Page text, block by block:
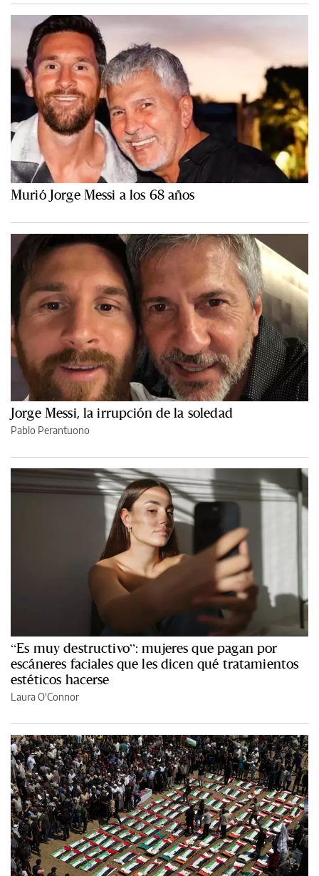
Murió Jorge Messi a los 68 años
Jorge Messi, la irrupción de la soledad
Pablo Perantuono
“Es muy destructivo”: mujeres que pagan por
escáneres faciales que les dicen qué tratamientos
estéticos hacerse
Laura O'Connor